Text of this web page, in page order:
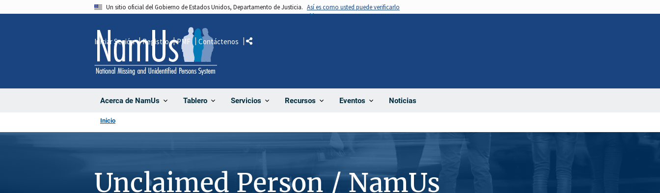
Un sitio oficial del Gobierno de Estados Unidos, Departamento de Justicia. Así es como usted puede verificarlo
Acerca de NamUs Tablero Servicios Recursos Eventos Noticias
Iniciar Sesión Registro PMF Contáctenos Comparte
Inicio
Unclaimed Person / NamUs